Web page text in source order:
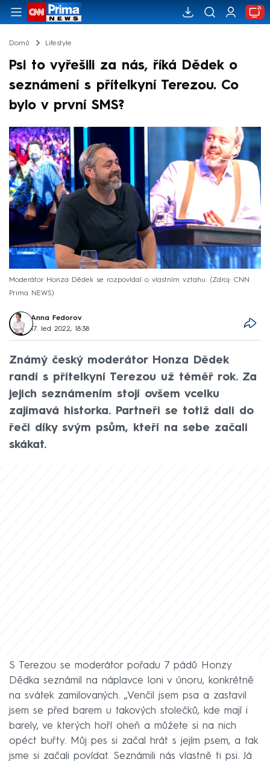
Domů Lifestyle
Psi to vyřešili za nás, říká Dědek o
seznámení s přítelkyní Terezou. Co
bylo v první SMS?
Moderátor Honza Dědek se rozpovídal o vlastním vztahu.
Zdroj: CNN
Prima NEWS
Anna Fedorov
17. led 2022, 18:38
Známý český moderátor Honza Dědek
randí s přítelkyní Terezou už téměř rok. Za
jejich seznámením stojí ovšem vcelku
zajímavá historka. Partneři se totiž dali do
řeči díky svým psům, kteří na sebe začali
skákat.
S Terezou se moderátor pořadu 7 pádů Honzy
Dědka seznámil na náplavce loni v únoru, konkrétně
na svátek zamilovaných. „Venčil jsem psa a zastavil
jsem se před barem u takových stolečků, kde mají i
barely, ve kterých hoří oheň a můžete si na nich
opéct buřty. Můj pes si začal hrát s jejím psem, a tak
jsme si začali povídat. Seznámili nás vlastně ti psi. Já